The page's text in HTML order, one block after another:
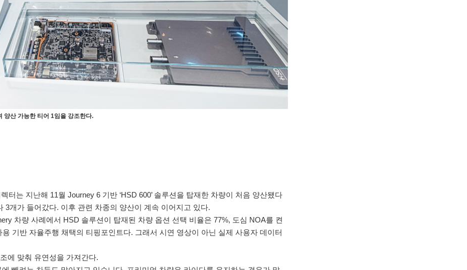
양산 가능한 티어 1임을 강조한다.
는 지난해 11월 Journey 6 기반 ‘HSD 600’ 솔루션을 탑재한 차량이 처음 양산됐다
개가 들어갔다. 이후 관련 차종의 양산이 계속 이어지고 있다.
차량 사례에서 HSD 솔루션이 탑재된 차량 옵션 선택 비율은 77%, 도심 NOA를 켠
기반 자율주행 채택의 티핑포인트다. 그래서 시연 영상이 아닌 실제 사용자 데이터
에 맞춰 유연성을 가져간다.